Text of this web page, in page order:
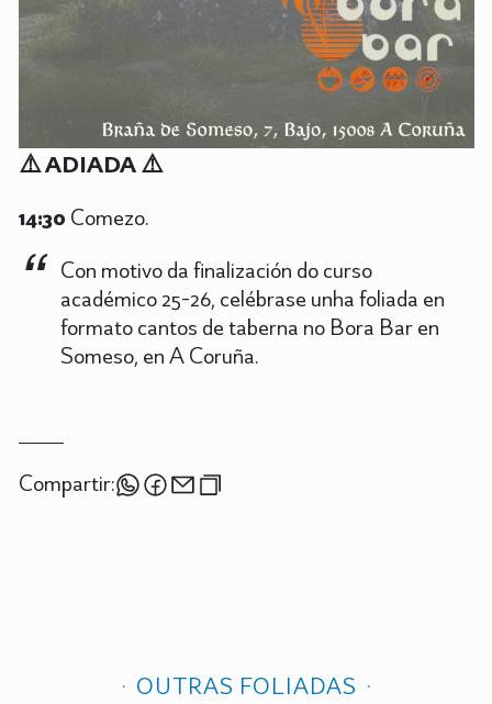
⚠️ ADIADA ⚠️
14:30 Comezo.
Con motivo da finalización do curso
académico 25-26, celébrase unha foliada en
formato cantos de taberna no Bora Bar en
Someso, en A Coruña.
Compartir:
OUTRAS FOLIADAS